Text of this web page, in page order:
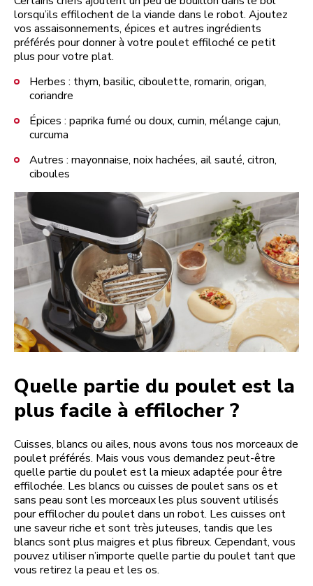
lorsqu’ils effilochent de la viande dans le robot. Ajoutez
vos assaisonnements, épices et autres ingrédients
préférés pour donner à votre poulet effiloché ce petit
plus pour votre plat.
Herbes : thym, basilic, ciboulette, romarin, origan,
coriandre
Épices : paprika fumé ou doux, cumin, mélange cajun,
curcuma
Autres : mayonnaise, noix hachées, ail sauté, citron,
ciboules
Quelle partie du poulet est la
plus facile à effilocher ?
Cuisses, blancs ou ailes, nous avons tous nos morceaux de
poulet préférés. Mais vous vous demandez peut-être
quelle partie du poulet est la mieux adaptée pour être
effilochée. Les blancs ou cuisses de poulet sans os et
sans peau sont les morceaux les plus souvent utilisés
pour effilocher du poulet dans un robot. Les cuisses ont
une saveur riche et sont très juteuses, tandis que les
blancs sont plus maigres et plus fibreux. Cependant, vous
pouvez utiliser n’importe quelle partie du poulet tant que
vous retirez la peau et les os.